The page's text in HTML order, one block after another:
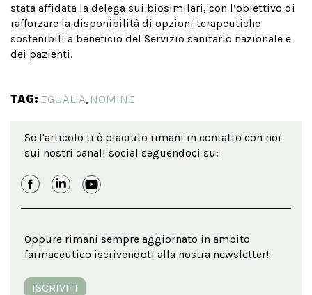
stata affidata la delega sui biosimilari, con l’obiettivo di
rafforzare la disponibilità di opzioni terapeutiche
sostenibili a beneficio del Servizio sanitario nazionale e
dei pazienti.
TAG: EGUALIA, NOMINE
Se l'articolo ti è piaciuto rimani in contatto con noi
sui nostri canali social seguendoci su:
Oppure rimani sempre aggiornato in ambito
farmaceutico iscrivendoti alla nostra newsletter!
ISCRIVITI